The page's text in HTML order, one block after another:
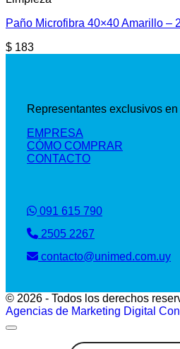
Paño Microfibra 40×40 Amarillo –
$ 183
Representantes exclusivos
EMPRESA
CÓMO COMPRAR
CONTACTO
091 615 790
2505 2267
contacto@unimed.com.uy
© 2026 - Todos los derechos
Agencias de Marketing Digital